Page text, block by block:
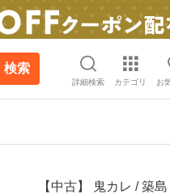
検索
詳細検索 カテゴリ お
【中古】 鬼カレ / 築